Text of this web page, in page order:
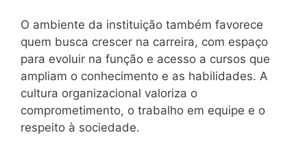
O ambiente da instituição também favorece
quem busca crescer na carreira, com espaço
para evoluir na função e acesso a cursos que
ampliam o conhecimento e as habilidades. A
cultura organizacional valoriza o
comprometimento, o trabalho em equipe e o
respeito à sociedade.